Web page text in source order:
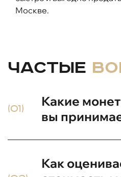
Москве.
Частые
(01)
Какие
вы
серебряные, медные,
регулярного чекана
Как